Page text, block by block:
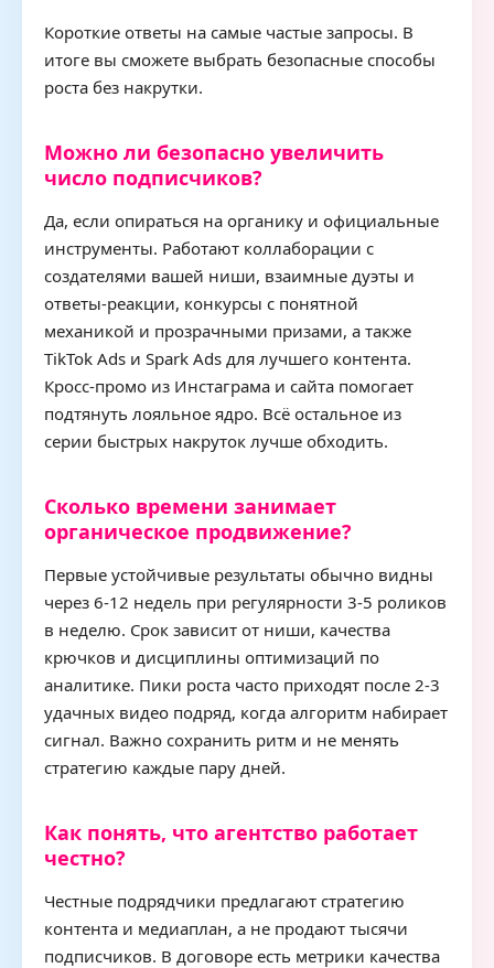
Короткие ответы на самые частые запросы. В
итоге вы сможете выбрать безопасные способы
роста без накрутки.
Можно ли безопасно увеличить
число подписчиков?
Да, если опираться на органику и официальные
инструменты. Работают коллаборации с
создателями вашей ниши, взаимные дуэты и
ответы-реакции, конкурсы с понятной
механикой и прозрачными призами, а также
TikTok Ads и Spark Ads для лучшего контента.
Кросс-промо из Инстаграма и сайта помогает
подтянуть лояльное ядро. Всё остальное из
серии быстрых накруток лучше обходить.
Сколько времени занимает
органическое продвижение?
Первые устойчивые результаты обычно видны
через 6-12 недель при регулярности 3-5 роликов
в неделю. Срок зависит от ниши, качества
крючков и дисциплины оптимизаций по
аналитике. Пики роста часто приходят после 2-3
удачных видео подряд, когда алгоритм набирает
сигнал. Важно сохранить ритм и не менять
стратегию каждые пару дней.
Как понять, что агентство работает
честно?
Честные подрядчики предлагают стратегию
контента и медиаплан, а не продают тысячи
подписчиков. В договоре есть метрики качества